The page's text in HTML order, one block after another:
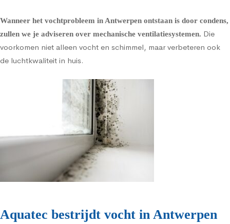
Wanneer het vochtprobleem in Antwerpen ontstaan is door condens,
zullen we je adviseren over mechanische ventilatiesystemen. Die
voorkomen niet alleen vocht en schimmel, maar verbeteren ook
de luchtkwaliteit in huis.
Aquatec bestrijdt vocht in Antwerpen